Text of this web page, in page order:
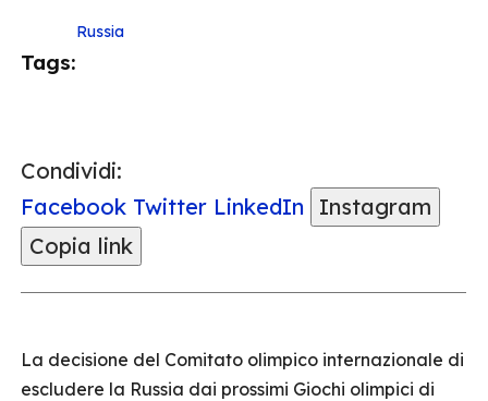
Tags:
Russia
Condividi:
Facebook Twitter LinkedIn
Instagram
Copia link
La decisione del Comitato olimpico internazionale di
escludere la Russia dai prossimi Giochi olimpici di